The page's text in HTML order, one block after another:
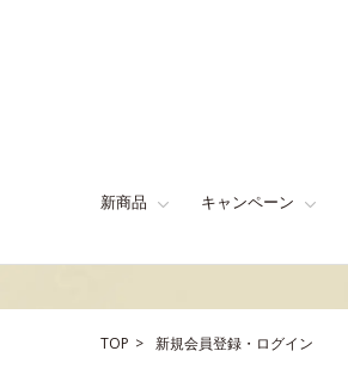
新商品 キャンペーン
TOP 新規会員登録・ログイン